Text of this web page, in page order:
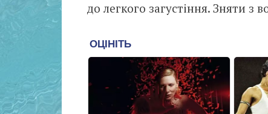
до легкого загустіння. Зняти з